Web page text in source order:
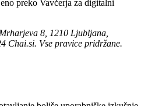
preko Vavčerja za digitalni
8, 1210 Ljubljana,
Chai.si. Vse pravice pridržane.